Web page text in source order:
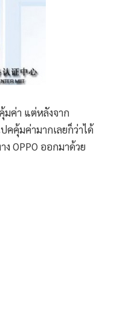
มค่า แต่หลังจาก
คคุ้มค่ามากเลยก็ว่าได้
OPPO ออกมาด้วย